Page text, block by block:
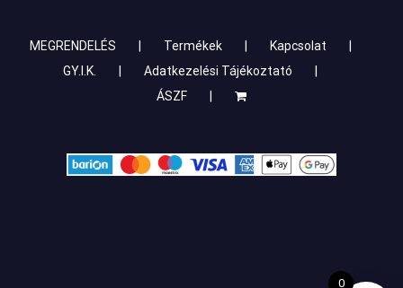
MEGRENDELÉS Termékek
Kapcsolat
GY.I.K.
Adatkezelési Tájékoztató
ÁSZF
0